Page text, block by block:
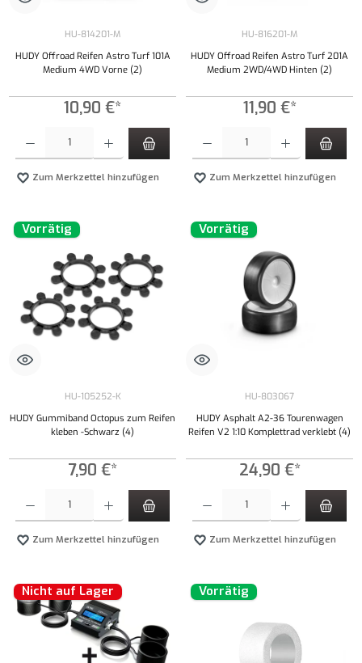
HU-814201-M
HUDY Offroad Reifen Astro Turf 101A
Medium 4WD Vorne (2)
10,90 €*
Zum Merkzettel hinzufügen
HU-816201-M
HUDY Offroad Reifen Astro Turf 201A
Medium 2WD/4WD Hinten (2)
11,90 €*
Zum Merkzettel hinzufügen
Vorrätig
HU-105252-K
HUDY Gummiband Octopus zum Reifen
kleben -Schwarz (4)
7,90 €*
Zum Merkzettel hinzufügen
Vorrätig
HU-803067
HUDY Asphalt A2-36 Tourenwagen
Reifen V2 1:10 Komplettrad verklebt (4)
24,90 €*
Zum Merkzettel hinzufügen
Nicht auf Lager Vorrätig